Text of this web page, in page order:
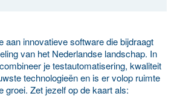
aan innovatieve software die bijdraagt
van het Nederlandse landschap. In
je testautomatisering, kwaliteit
technologieën en is er volop ruimte
groei. Zet jezelf op de kaart als: